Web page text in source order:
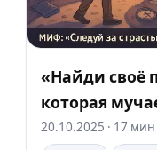
«Найди своё
которая
20.10.2025 · 17 мин